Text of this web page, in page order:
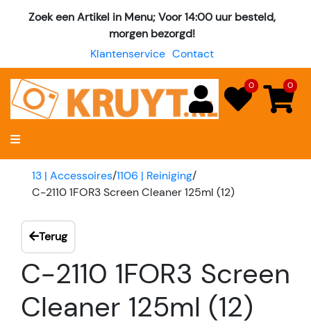
Zoek een Artikel in Menu; Voor 14:00 uur besteld,
morgen bezorgd!
Klantenservice Contact
0 0
13 | Accessoires/1106 | Reiniging/
C-2110 1FOR3 Screen Cleaner 125ml (12)
Terug
C-2110 1FOR3 Screen
Cleaner 125ml (12)